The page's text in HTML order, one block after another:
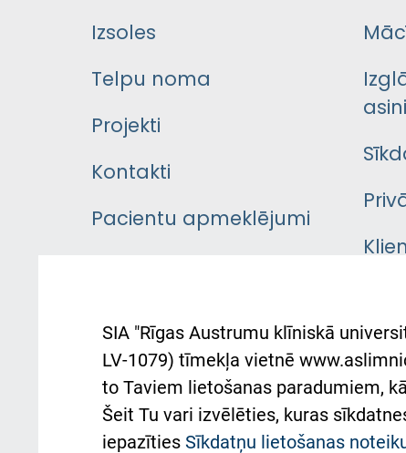
Izsoles
Telpu noma
Projekti
Kontakti
Pacientu apmeklējumi
Pacienta
atsauksmju/sūdzību
iesniegšanas kārtība
Kā pie mums nokļūt
та
SIA "Rīgas Austrumu klīniskā
LV-1079) tīmekļa vietnē
to Taviem lietošanas paradumiem,
Šeit Tu vari izvēlēties, kuras
iepazīties Sīkdatņu lietošanas